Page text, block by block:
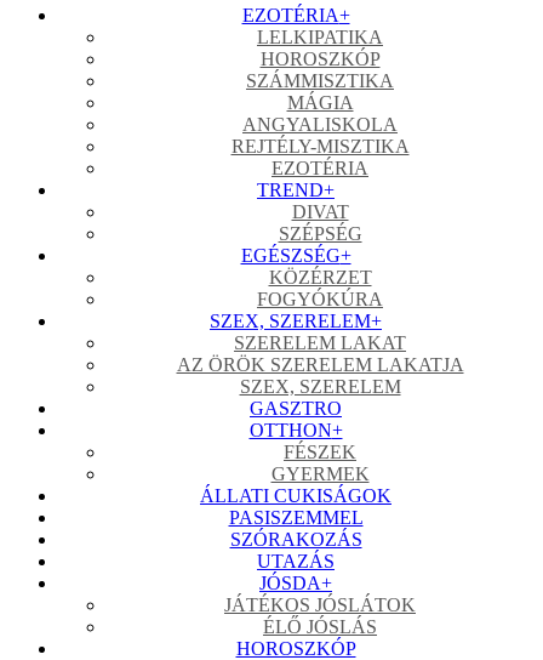
EZOTÉRIA+
LELKIPATIKA
HOROSZKÓP
SZÁMMISZTIKA
MÁGIA
ANGYALISKOLA
REJTÉLY-MISZTIKA
EZOTÉRIA
TREND+
DIVAT
SZÉPSÉG
EGÉSZSÉG+
KÖZÉRZET
FOGYÓKÚRA
SZEX, SZERELEM+
SZERELEM LAKAT
AZ ÖRÖK SZERELEM LAKATJA
SZEX, SZERELEM
GASZTRO
OTTHON+
FÉSZEK
GYERMEK
ÁLLATI CUKISÁGOK
PASISZEMMEL
SZÓRAKOZÁS
UTAZÁS
JÓSDA+
JÁTÉKOS JÓSLÁTOK
ÉLŐ JÓSLÁS
HOROSZKÓP